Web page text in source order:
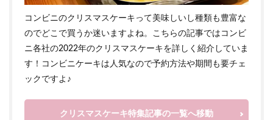
コンビニのクリスマスケーキって美味しいし種類も豊富な
のでどこで買うか迷いますよね。こちらの記事ではコンビ
ニ各社の2022年のクリスマスケーキを詳しく紹介していま
す！コンビニケーキは人気なので予約方法や期間も要チェ
ックですよ♪
クリスマスケーキ特集記事の一覧へ移動